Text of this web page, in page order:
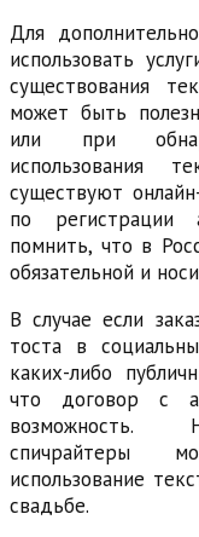
Для
использовать
существования
может быть
или при
использования
существуют
по регистрации
помнить, что в
обязательной и
В случае если
тоста в
каких-либо
что договор с
возможность.
спичрайтеры
использование
свадьбе.